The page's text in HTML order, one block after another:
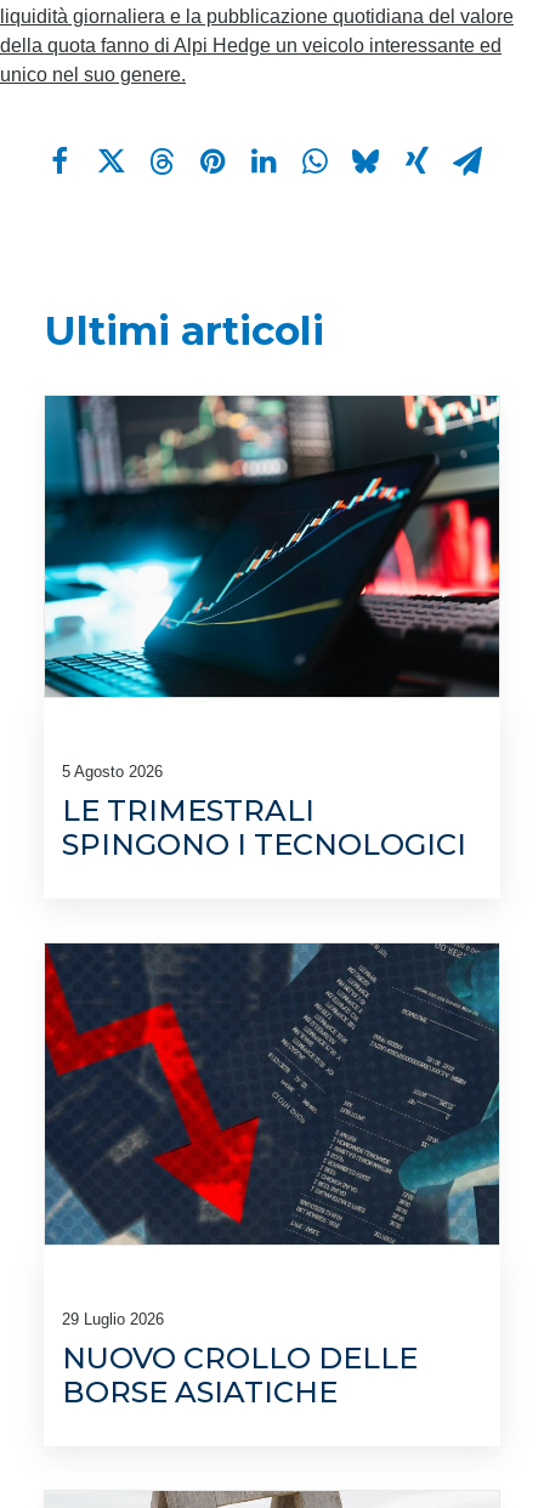
liquidità giornaliera e la pubblicazione quotidiana del valore
della quota fanno di Alpi Hedge un veicolo interessante ed
unico nel suo genere.
Ultimi articoli
5 Agosto 2026
LE TRIMESTRALI
SPINGONO I TECNOLOGICI
29 Luglio 2026
NUOVO CROLLO DELLE
BORSE ASIATICHE